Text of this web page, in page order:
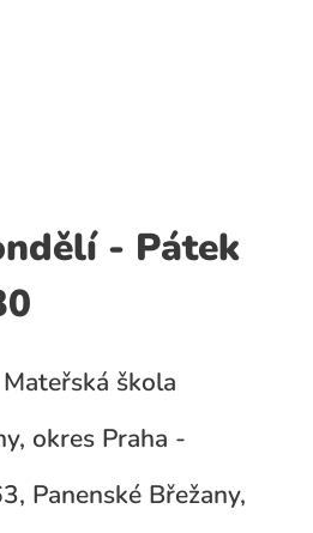
- Pátek
škola
okres Praha -
Panenské Břežany,